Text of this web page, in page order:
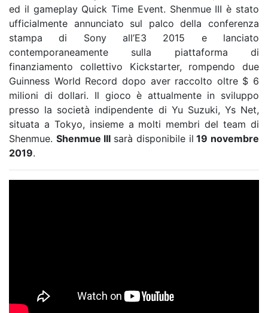
ed il gameplay Quick Time Event. Shenmue III è stato
ufficialmente annunciato sul palco della conferenza
stampa di Sony all’E3 2015 e lanciato
contemporaneamente sulla piattaforma di
finanziamento collettivo Kickstarter, rompendo due
Guinness World Record dopo aver raccolto oltre $ 6
milioni di dollari. Il gioco è attualmente in sviluppo
presso la società indipendente di Yu Suzuki, Ys Net,
situata a Tokyo, insieme a molti membri del team di
Shenmue. Shenmue III sarà disponibile il 19 novembre
2019.